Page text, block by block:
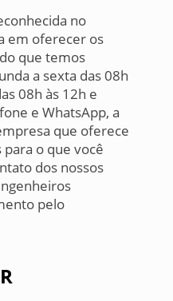
no
em oferecer os
que temos
a sexta das 08h
08h às 12h e
e WhatsApp, a
que oferece
o que você
dos nossos
pelo